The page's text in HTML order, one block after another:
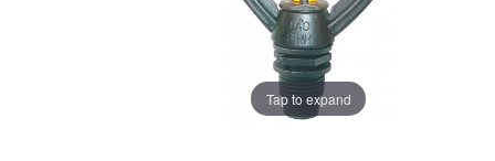
Tap to expand